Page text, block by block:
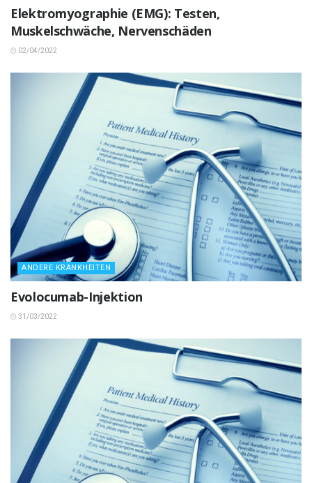
Elektromyographie (EMG): Testen,
Muskelschwäche, Nervenschäden
02/04/2022
ANDERE KRANKHEITEN
Evolocumab-Injektion
31/03/2022